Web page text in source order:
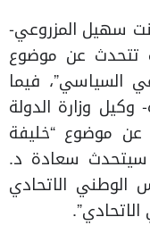
سهيل المزروعي-
تتحدث عن موضوع
السياسي”، فيما
وزارة الدولة
عن موضوع “خليفة
سيتحدث سعادة د.
الوطني الاتحادي